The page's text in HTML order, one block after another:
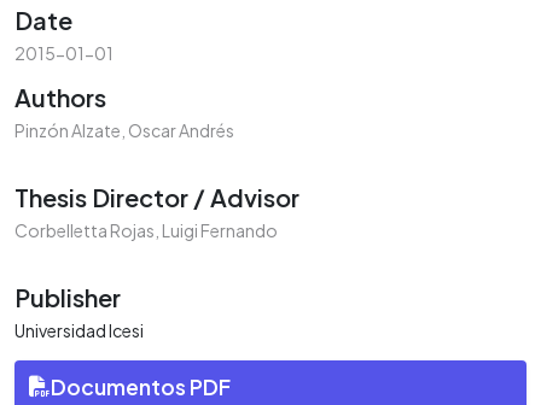
Date
2015-01-01
Authors
Pinzón Alzate, Oscar Andrés
Thesis Director / Advisor
Corbelletta Rojas, Luigi Fernando
Publisher
Universidad Icesi
Documentos PDF